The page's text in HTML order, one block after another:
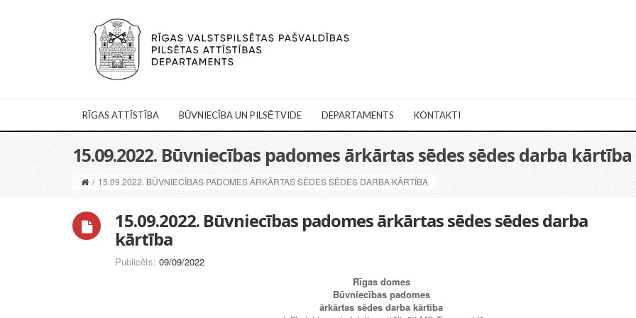
RĪGAS ATTĪSTĪBA BŪVNIECĪBA UN PILSĒTVIDE DEPARTAMENTS KONTAKTI
15.09.2022. Būvniecības padomes ārkārtas sēdes sēdes darba kārtība
/ 15.09.2022. BŪVNIECĪBAS PADOMES ĀRKĀRTAS SĒDES SĒDES DARBA KĀRTĪBA
15.09.2022. Būvniecības padomes ārkārtas sēdes sēdes darba
kārtība
Publicēts: 09/09/2022
Rīgas domes
Būvniecības padomes
ārkārtas sēdes darba kārtība